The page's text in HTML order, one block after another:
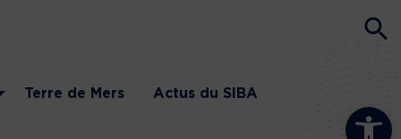
Ouvrir la
Terre de Mers Actus du SIBA